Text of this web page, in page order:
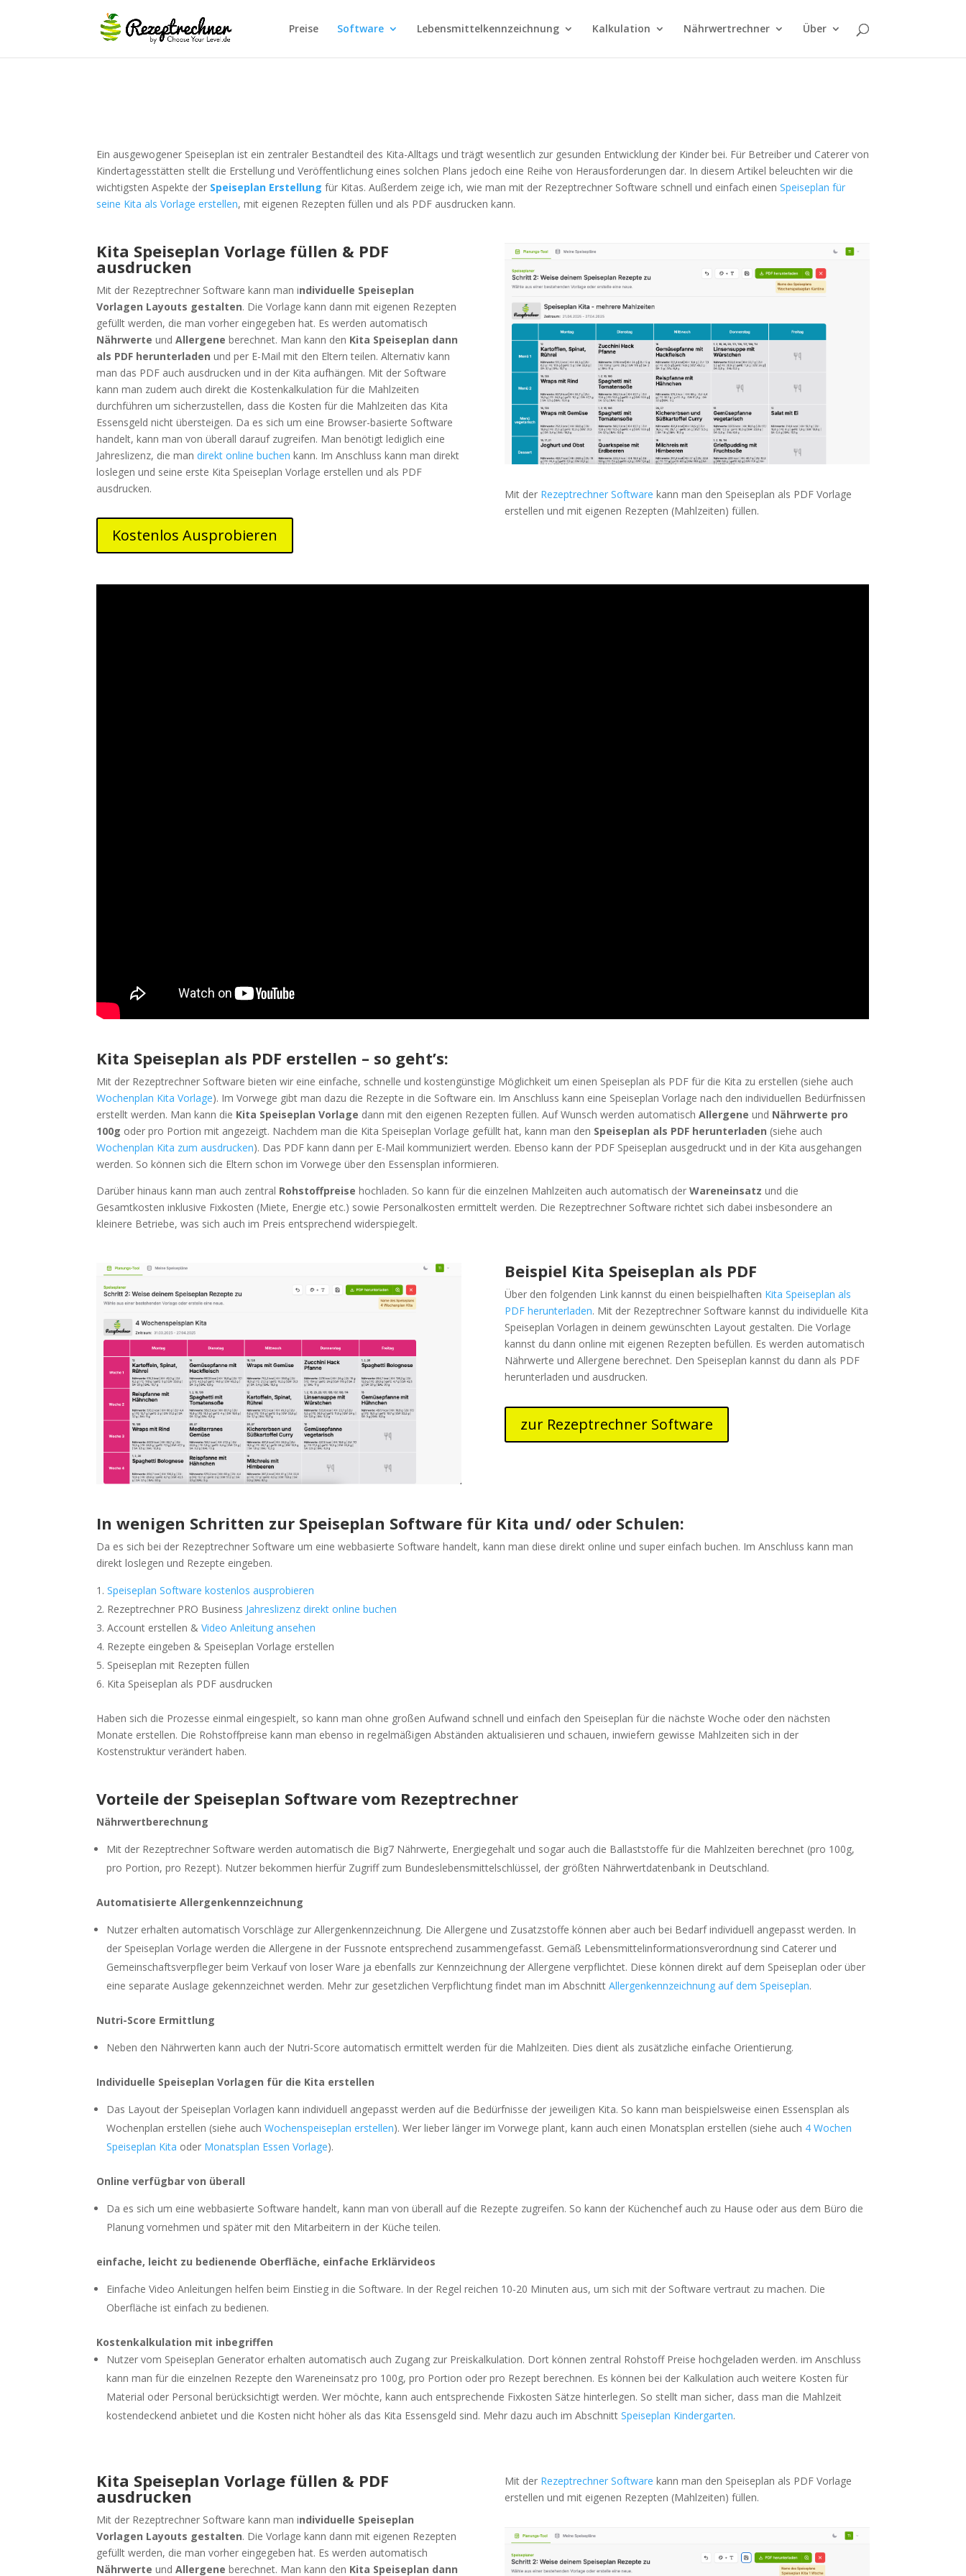
Preise Software Lebensmittelkennzeichnung Kalkulation Nährwertrechner Über
Ein ausgewogener Speiseplan ist ein zentraler Bestandteil des Kita-Alltags und trägt wesentlich zur gesunden Entwicklung der Kinder bei. Für Betreiber und Caterer von
Kindertagesstätten stellt die Erstellung und Veröffentlichung eines solchen Plans jedoch eine Reihe von Herausforderungen dar. In diesem Artikel beleuchten wir die
wichtigsten Aspekte der Speiseplan Erstellung für Kitas. Außerdem zeige ich, wie man mit der Rezeptrechner Software schnell und einfach einenSpeiseplan für
seine Kita als Vorlage erstellen, mit eigenen Rezepten füllen und als PDF ausdrucken kann.
Kita Speiseplan Vorlage füllen & PDF
ausdrucken
Mit der Rezeptrechner Software kann man individuelle Speiseplan
Vorlagen Layouts gestalten. Die Vorlage kann dann mit eigenen Rezepten
gefüllt werden, die man vorher eingegeben hat. Es werden automatisch
Nährwerte undAllergene berechnet. Man kann den Kita Speiseplan dann
als PDF herunterladen und per E-Mail mit den Eltern teilen. Alternativ kann
man das PDF auch ausdrucken und in der Kita aufhängen. Mit der Software
kann man zudem auch direkt die Kostenkalkulation für die Mahlzeiten
durchführen um sicherzustellen, dass die Kosten für die Mahlzeiten das Kita
Essensgeld nicht übersteigen. Da es sich um eine Browser-basierte Software
handelt, kann man von überall darauf zugreifen. Man benötigt lediglich eine
Jahreslizenz, die mandirekt online buchen kann. Im Anschluss kann man direkt
loslegen und seine erste Kita Speiseplan Vorlage erstellen und als PDF
ausdrucken.
Kostenlos Ausprobieren
Mit der Rezeptrechner Software kann man den Speiseplan als PDF Vorlage
erstellen und mit eigenen Rezepten (Mahlzeiten) füllen.
Kita Speiseplan als PDF erstellen – so geht’s:
Mit der Rezeptrechner Software bieten wir eine einfache, schnelle und kostengünstige Möglichkeit um einen Speiseplan als PDF für die Kita zu erstellen (siehe auch
Wochenplan Kita Vorlage). Im Vorwege gibt man dazu die Rezepte in die Software ein. Im Anschluss kann eine Speiseplan Vorlage nach den individuellen Bedürfnissen
erstellt werden. Man kann die Kita Speiseplan Vorlage dann mit den eigenen Rezepten füllen. Auf Wunsch werden automatischAllergene und Nährwerte pro
100g oder pro Portion mit angezeigt. Nachdem man die Kita Speiseplan Vorlage gefüllt hat, kann man den Speiseplan als PDF herunterladen (siehe auch
Wochenplan Kita zum ausdrucken). Das PDF kann dann per E-Mail kommuniziert werden. Ebenso kann der PDF Speiseplan ausgedruckt und in der Kita ausgehangen
werden. So können sich die Eltern schon im Vorwege über den Essensplan informieren.
Darüber hinaus kann man auch zentral Rohstoffpreise hochladen. So kann für die einzelnen Mahlzeiten auch automatisch derWareneinsatz und die
Gesamtkosten inklusive Fixkosten (Miete, Energie etc.) sowie Personalkosten ermittelt werden. Die Rezeptrechner Software richtet sich dabei insbesondere an
kleinere Betriebe, was sich auch im Preis entsprechend widerspiegelt.
Beispiel Kita Speiseplan als PDF
Über den folgenden Link kannst du einen beispielhaften Kita Speiseplan als
PDF herunterladen. Mit der Rezeptrechner Software kannst du individuelle Kita
Speiseplan Vorlagen in deinem gewünschten Layout gestalten. Die Vorlage
kannst du dann online mit eigenen Rezepten befüllen. Es werden automatisch
Nährwerte und Allergene berechnet. Den Speiseplan kannst du dann als PDF
herunterladen und ausdrucken.
zur Rezeptrechner Software
In wenigen Schritten zur Speiseplan Software für Kita und/ oder Schulen:
Da es sich bei der Rezeptrechner Software um eine webbasierte Software handelt, kann man diese direkt online und super einfach buchen. Im Anschluss kann man
direkt loslegen und Rezepte eingeben.
Speiseplan Software kostenlos ausprobieren
Rezeptrechner PRO Business Jahreslizenz direkt online buchen
Account erstellen &Video Anleitung ansehen
Rezepte eingeben & Speiseplan Vorlage erstellen
Speiseplan mit Rezepten füllen
Kita Speiseplan als PDF ausdrucken
Haben sich die Prozesse einmal eingespielt, so kann man ohne großen Aufwand schnell und einfach den Speiseplan für die nächste Woche oder den nächsten
Monate erstellen. Die Rohstoffpreise kann man ebenso in regelmäßigen Abständen aktualisieren und schauen, inwiefern gewisse Mahlzeiten sich in der
Kostenstruktur verändert haben.
Vorteile der Speiseplan Software vom Rezeptrechner
Nährwertberechnung
Mit der Rezeptrechner Software werden automatisch die Big7 Nährwerte, Energiegehalt und sogar auch die Ballaststoffe für die Mahlzeiten berechnet (pro 100g,
pro Portion, pro Rezept). Nutzer bekommen hierfür Zugriff zum Bundeslebensmittelschlüssel, der größten Nährwertdatenbank in Deutschland.
Automatisierte Allergenkennzeichnung
Nutzer erhalten automatisch Vorschläge zur Allergenkennzeichnung. Die Allergene und Zusatzstoffe können aber auch bei Bedarf individuell angepasst werden. In
der Speiseplan Vorlage werden die Allergene in der Fussnote entsprechend zusammengefasst. Gemäß Lebensmittelinformationsverordnung sind Caterer und
Gemeinschaftsverpfleger beim Verkauf von loser Ware ja ebenfalls zur Kennzeichnung der Allergene verpflichtet. Diese können direkt auf dem Speiseplan oder über
eine separate Auslage gekennzeichnet werden. Mehr zur gesetzlichen Verpflichtung findet man im AbschnittAllergenkennzeichnung auf dem Speiseplan.
Nutri-Score Ermittlung
Neben den Nährwerten kann auch der Nutri-Score automatisch ermittelt werden für die Mahlzeiten. Dies dient als zusätzliche einfache Orientierung.
Individuelle Speiseplan Vorlagen für die Kita erstellen
Das Layout der Speiseplan Vorlagen kann individuell angepasst werden auf die Bedürfnisse der jeweiligen Kita. So kann man beispielsweise einen Essensplan als
Wochenplan erstellen (siehe auchWochenspeiseplan erstellen). Wer lieber länger im Vorwege plant, kann auch einen Monatsplan erstellen (siehe auch 4 Wochen
Speiseplan Kita oder Monatsplan Essen Vorlage).
Online verfügbar von überall
Da es sich um eine webbasierte Software handelt, kann man von überall auf die Rezepte zugreifen. So kann der Küchenchef auch zu Hause oder aus dem Büro die
Planung vornehmen und später mit den Mitarbeitern in der Küche teilen.
einfache, leicht zu bedienende Oberfläche, einfache Erklärvideos
Einfache Video Anleitungen helfen beim Einstieg in die Software. In der Regel reichen 10-20 Minuten aus, um sich mit der Software vertraut zu machen. Die
Oberfläche ist einfach zu bedienen.
Kostenkalkulation mit inbegriffen
Nutzer vom Speiseplan Generator erhalten automatisch auch Zugang zur Preiskalkulation. Dort können zentral Rohstoff Preise hochgeladen werden. im Anschluss
kann man für die einzelnen Rezepte den Wareneinsatz pro 100g, pro Portion oder pro Rezept berechnen. Es können bei der Kalkulation auch weitere Kosten für
Material oder Personal berücksichtigt werden. Wer möchte, kann auch entsprechende Fixkosten Sätze hinterlegen. So stellt man sicher, dass man die Mahlzeit
kostendeckend anbietet und die Kosten nicht höher als das Kita Essensgeld sind. Mehr dazu auch im AbschnittSpeiseplan Kindergarten.
Kita Speiseplan Vorlage füllen & PDF
ausdrucken
Mit der Rezeptrechner Software kann man individuelle Speiseplan
Vorlagen Layouts gestalten. Die Vorlage kann dann mit eigenen Rezepten
gefüllt werden, die man vorher eingegeben hat. Es werden automatisch
Nährwerte undAllergene berechnet. Man kann den Kita Speiseplan dann
Mit der Rezeptrechner Software kann man den Speiseplan als PDF Vorlage
erstellen und mit eigenen Rezepten (Mahlzeiten) füllen.